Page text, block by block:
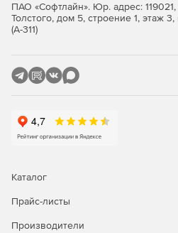
ПАО «Софтлайн». Юр. адрес:
Толстого, дом 5, строение 1, этаж
(А-311)
Каталог
Прайс-листы
Производители